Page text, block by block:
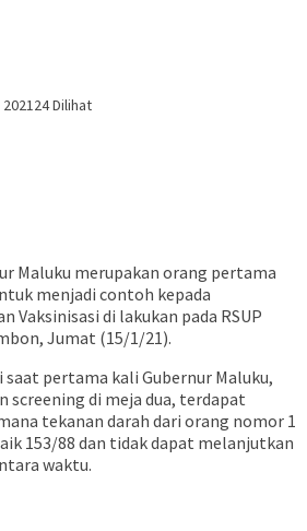
24 Dilihat
Maluku merupakan orang pertama
menjadi contoh kepada
Vaksinisasi di lakukan pada RSUP
Jumat (15/1/21).
pertama kali Gubernur Maluku,
screening di meja dua, terdapat
tekanan darah dari orang nomor 1
153/88 dan tidak dapat melanjutkan
waktu.